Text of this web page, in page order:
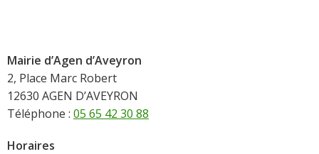
Mairie d’Agen d’Aveyron
2, Place Marc Robert
12630 AGEN D’AVEYRON
Téléphone : 05 65 42 30 88
Horaires